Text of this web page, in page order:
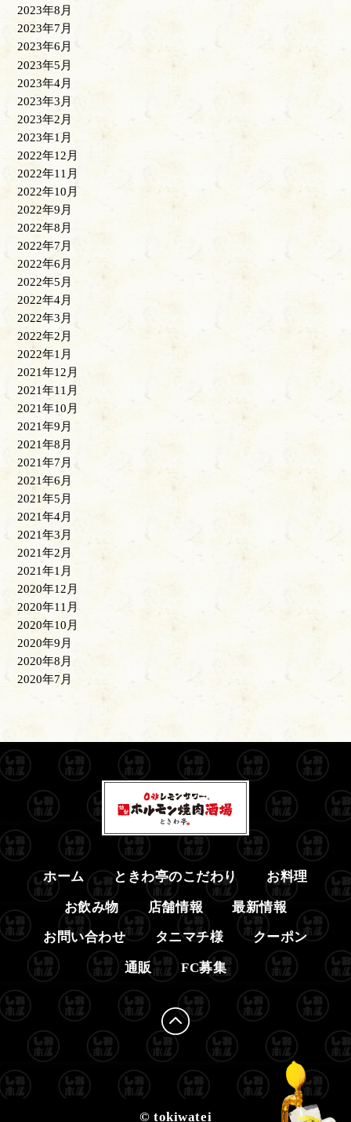
2023年8月
2023年7月
2023年6月
2023年5月
2023年4月
2023年3月
2023年2月
2023年1月
2022年12月
2022年11月
2022年10月
2022年9月
2022年8月
2022年7月
2022年6月
2022年5月
2022年4月
2022年3月
2022年2月
2022年1月
2021年12月
2021年11月
2021年10月
2021年9月
2021年8月
2021年7月
2021年6月
2021年5月
2021年4月
2021年3月
2021年2月
2021年1月
2020年12月
2020年11月
2020年10月
2020年9月
2020年8月
2020年7月
ホーム ときわ亭のこだわり お料理
お飲み物 店舗情報 最新情報
お問い合わせ タニマチ様 クーポン
通販 FC募集
© tokiwatei